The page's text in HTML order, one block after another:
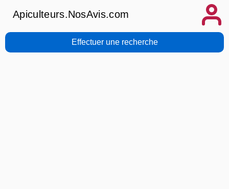
Apiculteurs.NosAvis.com
Effectuer une recherche